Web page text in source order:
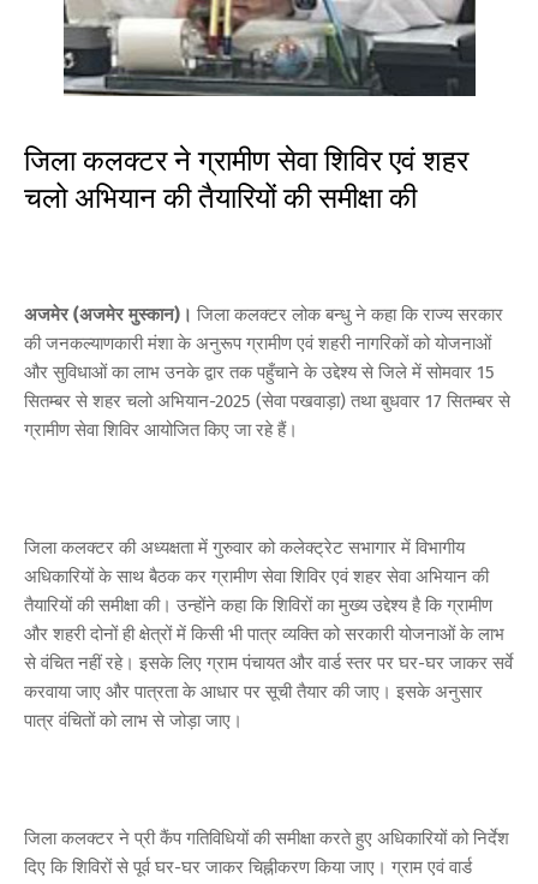
जिला कलक्टर ने ग्रामीण सेवा शिविर एवं शहर
चलो अभियान की तैयारियों की समीक्षा की
अजमेर (अजमेर मुस्कान)। जिला कलक्टर लोक बन्धु ने कहा कि राज्य सरकार
की जनकल्याणकारी मंशा के अनुरूप ग्रामीण एवं शहरी नागरिकों को योजनाओं
और सुविधाओं का लाभ उनके द्वार तक पहुँचाने के उद्देश्य से जिले में सोमवार 15
सितम्बर से शहर चलो अभियान-2025 (सेवा पखवाड़ा) तथा बुधवार 17 सितम्बर से
ग्रामीण सेवा शिविर आयोजित किए जा रहे हैं।
जिला कलक्टर की अध्यक्षता में गुरुवार को कलेक्ट्रेट सभागार में विभागीय
अधिकारियों के साथ बैठक कर ग्रामीण सेवा शिविर एवं शहर सेवा अभियान की
तैयारियों की समीक्षा की। उन्होंने कहा कि शिविरों का मुख्य उद्देश्य है कि ग्रामीण
और शहरी दोनों ही क्षेत्रों में किसी भी पात्र व्यक्ति को सरकारी योजनाओं के लाभ
से वंचित नहीं रहे। इसके लिए ग्राम पंचायत और वार्ड स्तर पर घर-घर जाकर सर्वे
करवाया जाए और पात्रता के आधार पर सूची तैयार की जाए। इसके अनुसार
पात्र वंचितों को लाभ से जोड़ा जाए।
जिला कलक्टर ने प्री कैंप गतिविधियों की समीक्षा करते हुए अधिकारियों को निर्देश
दिए कि शिविरों से पूर्व घर-घर जाकर चिह्नीकरण किया जाए। ग्राम एवं वार्ड